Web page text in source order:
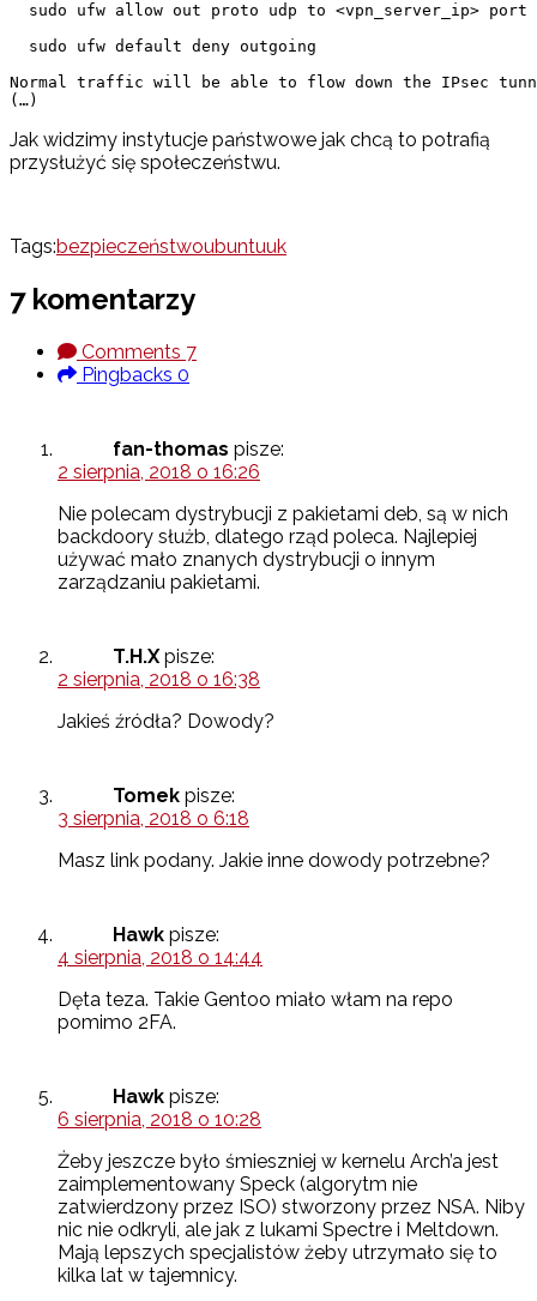
sudo ufw allow out proto udp to <vpn_server_ip> port
  sudo ufw default deny outgoing
Normal traffic will be able to flow down the IPsec
Jak widzimy instytucje państwowe jak chcą to potrafią
przysłużyć się społeczeństwu.
Tags:bezpieczeństwoubuntuuk
7 komentarzy
Comments 7
Pingbacks 0
fan-thomas pisze:
2 sierpnia, 2018 o 16:26
Nie polecam dystrybucji z pakietami deb, są w nich
backdoory służb, dlatego rząd poleca. Najlepiej
używać mało znanych dystrybucji o innym
zarządzaniu pakietami.
T.H.X pisze:
2 sierpnia, 2018 o 16:38
Jakieś źródła? Dowody?
Tomek pisze:
3 sierpnia, 2018 o 6:18
Masz link podany. Jakie inne dowody potrzebne?
Hawk pisze:
4 sierpnia, 2018 o 14:44
Dęta teza. Takie Gentoo miało włam na repo
pomimo 2FA.
Hawk pisze:
6 sierpnia, 2018 o 10:28
Żeby jeszcze było śmieszniej w kernelu Arch’a jest
zaimplementowany Speck (algorytm nie
zatwierdzony przez ISO) stworzony przez NSA. Niby
nic nie odkryli, ale jak z lukami Spectre i Meltdown.
Mają lepszych specjalistów żeby utrzymało się to
kilka lat w tajemnicy.